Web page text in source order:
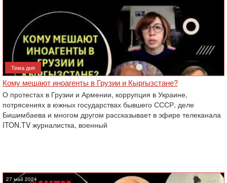
Тема дня
Кому мешают иноагенты в Грузии и Кыргызстане?
О протестах в Грузии и Армении, коррупция в Украине,
потрясениях в южных государствах бывшего СССР, деле
Бишимбаева и многом другом рассказывает в эфире телеканала
ITON.TV журналистка, военный
27 май 2024